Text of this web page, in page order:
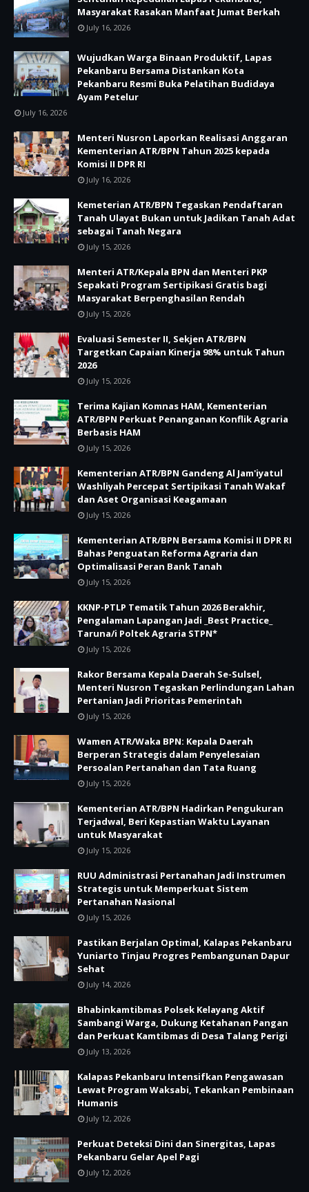
Masyarakat Rasakan Manfaat Jumat Berkah
July 16, 2026
Wujudkan Warga Binaan Produktif, Lapas
Pekanbaru Bersama Distankan Kota
Pekanbaru Resmi Buka Pelatihan Budidaya
Ayam Petelur
July 16, 2026
Menteri Nusron Laporkan Realisasi Anggaran
Kementerian ATR/BPN Tahun 2025 kepada
Komisi II DPR RI
July 16, 2026
Kemeterian ATR/BPN Tegaskan Pendaftaran
Tanah Ulayat Bukan untuk Jadikan Tanah Adat
sebagai Tanah Negara
July 15, 2026
Menteri ATR/Kepala BPN dan Menteri PKP
Sepakati Program Sertipikasi Gratis bagi
Masyarakat Berpenghasilan Rendah
July 15, 2026
Evaluasi Semester II, Sekjen ATR/BPN
Targetkan Capaian Kinerja 98% untuk Tahun
2026
July 15, 2026
Terima Kajian Komnas HAM, Kementerian
ATR/BPN Perkuat Penanganan Konflik Agraria
Berbasis HAM
July 15, 2026
Kementerian ATR/BPN Gandeng Al Jam'iyatul
Washliyah Percepat Sertipikasi Tanah Wakaf
dan Aset Organisasi Keagamaan
July 15, 2026
Kementerian ATR/BPN Bersama Komisi II DPR RI
Bahas Penguatan Reforma Agraria dan
Optimalisasi Peran Bank Tanah
July 15, 2026
KKNP-PTLP Tematik Tahun 2026 Berakhir,
Pengalaman Lapangan Jadi _Best Practice_
Taruna/i Poltek Agraria STPN*
July 15, 2026
Rakor Bersama Kepala Daerah Se-Sulsel,
Menteri Nusron Tegaskan Perlindungan Lahan
Pertanian Jadi Prioritas Pemerintah
July 15, 2026
Wamen ATR/Waka BPN: Kepala Daerah
Berperan Strategis dalam Penyelesaian
Persoalan Pertanahan dan Tata Ruang
July 15, 2026
Kementerian ATR/BPN Hadirkan Pengukuran
Terjadwal, Beri Kepastian Waktu Layanan
untuk Masyarakat
July 15, 2026
RUU Administrasi Pertanahan Jadi Instrumen
Strategis untuk Memperkuat Sistem
Pertanahan Nasional
July 15, 2026
Pastikan Berjalan Optimal, Kalapas Pekanbaru
Yuniarto Tinjau Progres Pembangunan Dapur
Sehat
July 14, 2026
Bhabinkamtibmas Polsek Kelayang Aktif
Sambangi Warga, Dukung Ketahanan Pangan
dan Perkuat Kamtibmas di Desa Talang Perigi
July 13, 2026
Kalapas Pekanbaru Intensifkan Pengawasan
Lewat Program Waksabi, Tekankan Pembinaan
Humanis
July 12, 2026
Perkuat Deteksi Dini dan Sinergitas, Lapas
Pekanbaru Gelar Apel Pagi
July 12, 2026